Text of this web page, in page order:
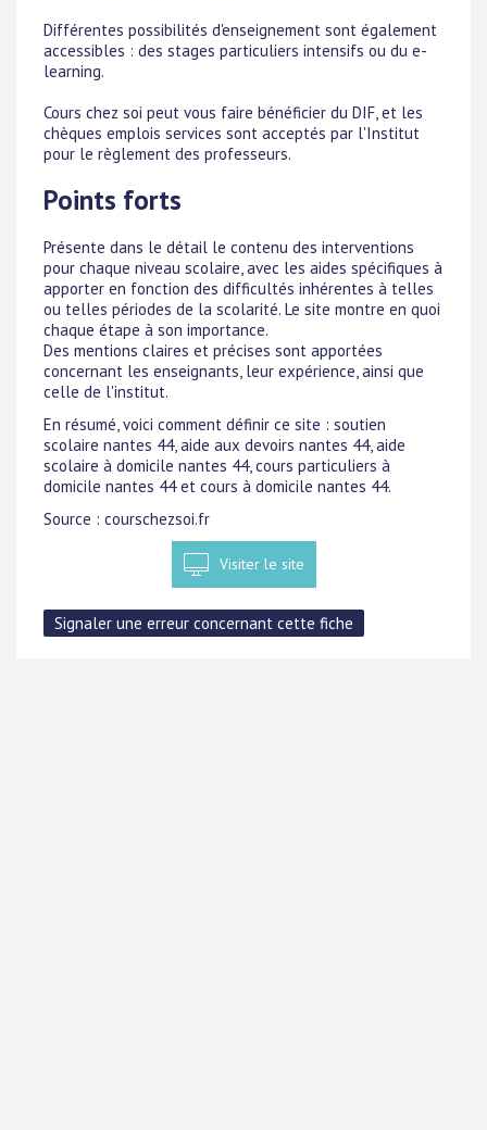
Différentes possibilités d'enseignement sont également
accessibles : des stages particuliers intensifs ou du e-
learning.
Cours chez soi peut vous faire bénéficier du DIF, et les
chèques emplois services sont acceptés par l'Institut
pour le règlement des professeurs.
Points forts
Présente dans le détail le contenu des interventions
pour chaque niveau scolaire, avec les aides spécifiques à
apporter en fonction des difficultés inhérentes à telles
ou telles périodes de la scolarité. Le site montre en quoi
chaque étape à son importance.
Des mentions claires et précises sont apportées
concernant les enseignants, leur expérience, ainsi que
celle de l'institut.
En résumé, voici comment définir ce site : soutien
scolaire nantes 44, aide aux devoirs nantes 44, aide
scolaire à domicile nantes 44, cours particuliers à
domicile nantes 44 et cours à domicile nantes 44.
Source : courschezsoi.fr
Visiter le site